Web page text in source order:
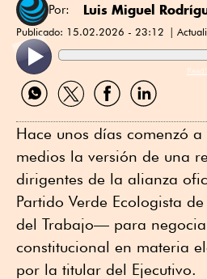
Por: Luis Miguel
Publicado: 15.02.2026 - 23:12
Compartir
por
Compartir
por
Compartir
por
Compartir
por
Hace unos días comenzó
medios la versión de una
dirigentes de la alianza
Partido Verde Ecologista
del Trabajo— para
constitucional en materia
por la titular del Ejecutivo.